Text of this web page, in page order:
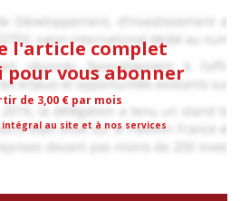
l'article complet
pour vous abonner
de 3,00 € par mois
intégral au site et à nos services